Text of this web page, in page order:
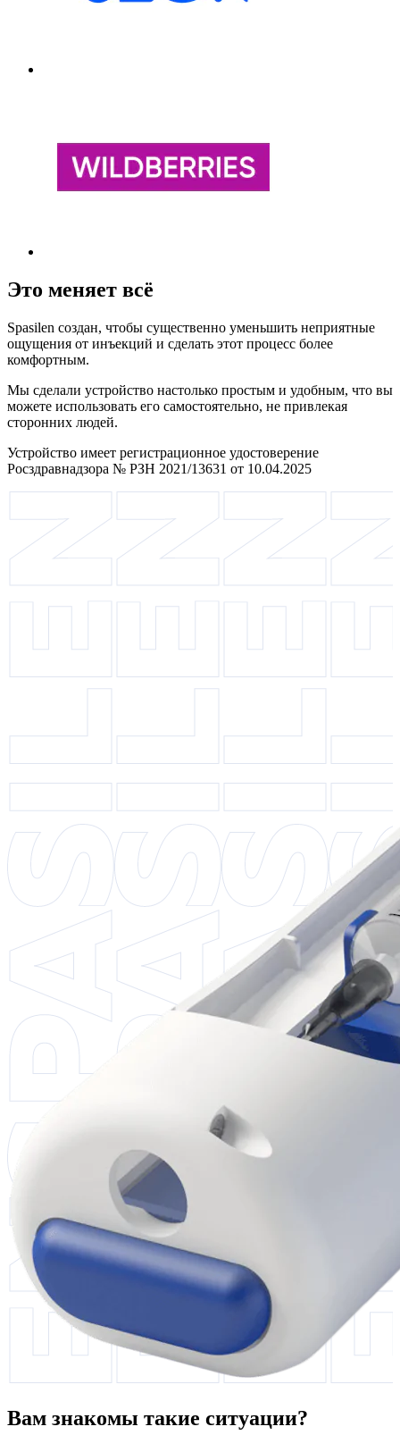
Это меняет всё
Spasilen создан, чтобы существенно уменьшить неприятные
ощущения от инъекций и сделать этот процесс более
комфортным.
Мы сделали устройство настолько простым и удобным, что вы
можете использовать его самостоятельно, не привлекая
сторонних людей.
Устройство имеет регистрационное удостоверение
Росздравнадзора № РЗН 2021/13631 от 10.04.2025
Вам знакомы такие ситуации?